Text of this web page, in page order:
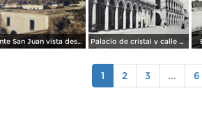
Monte San Juan vista desde Tepic ( Circulada el 30 de Agosto de 1908 ). Palacio de cristal y calle de Lerdo.( Circulada el 26 de Diciembre de 1919 ).
1 2 3 ... 6